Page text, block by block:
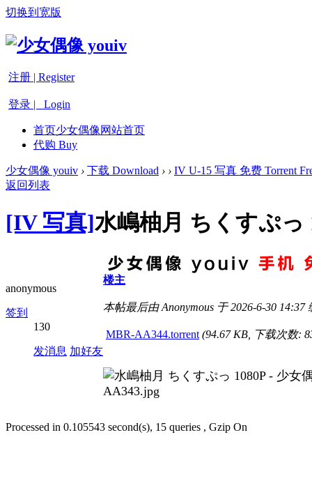
切换到宽版
注册 | Register
登录 | Login
首页少女偶像网站首页
代购 Buy
少女偶像 youiv › 下载 Download › › IV U-15 写真 免费 Torrent
返回列表
[IV 写真]水嶋柚月 ちくすぷっ
anonymous
签到
130
发消息 加好友
楼主
本帖最后由 Anonymous 于 2026-6-30 14:37
MBR-AA344.torrent (94.67 KB, 下载次数:
Processed in 0.105543 second(s), 15 queries , Gzip On